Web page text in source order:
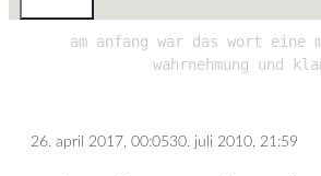
am anfang war das wort eine
wahrnehmung und
26. april 2017, 00:0530. juli 2010, 21:59